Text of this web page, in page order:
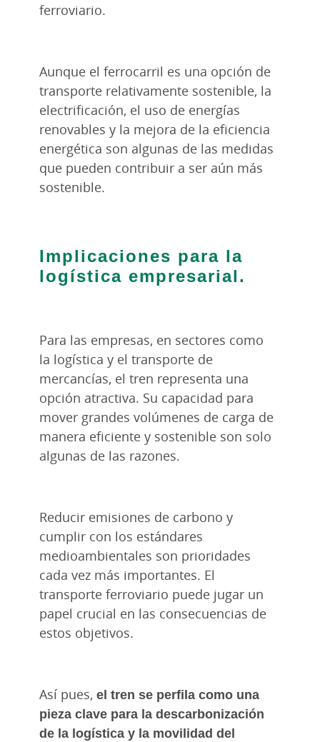
ferroviario.
Aunque el ferrocarril es una opción de
transporte relativamente sostenible, la
electrificación, el uso de energías
renovables y la mejora de la eficiencia
energética son algunas de las medidas
que pueden contribuir a ser aún más
sostenible.
Implicaciones para la
logística empresarial.
Para las empresas, en sectores como
la logística y el transporte de
mercancías, el tren representa una
opción atractiva. Su capacidad para
mover grandes volúmenes de carga de
manera eficiente y sostenible son solo
algunas de las razones.
Reducir emisiones de carbono y
cumplir con los estándares
medioambientales son prioridades
cada vez más importantes. El
transporte ferroviario puede jugar un
papel crucial en las consecuencias de
estos objetivos.
Así pues, el tren se perfila como una
pieza clave para la descarbonización
de la logística y la movilidad del